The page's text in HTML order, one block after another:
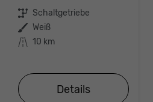
Getriebe Schaltgetriebe
Außenfarbe Weiß
Kilometerstand 10 km
Details